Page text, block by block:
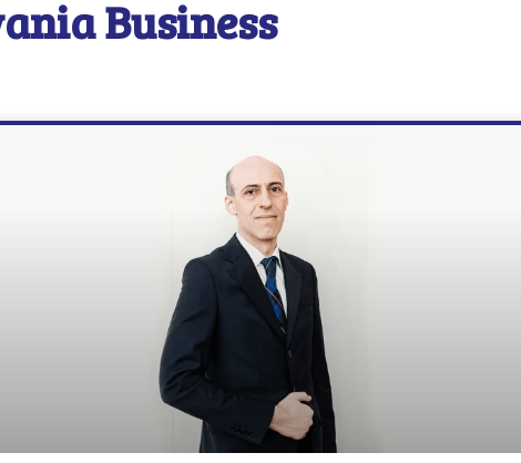
Business